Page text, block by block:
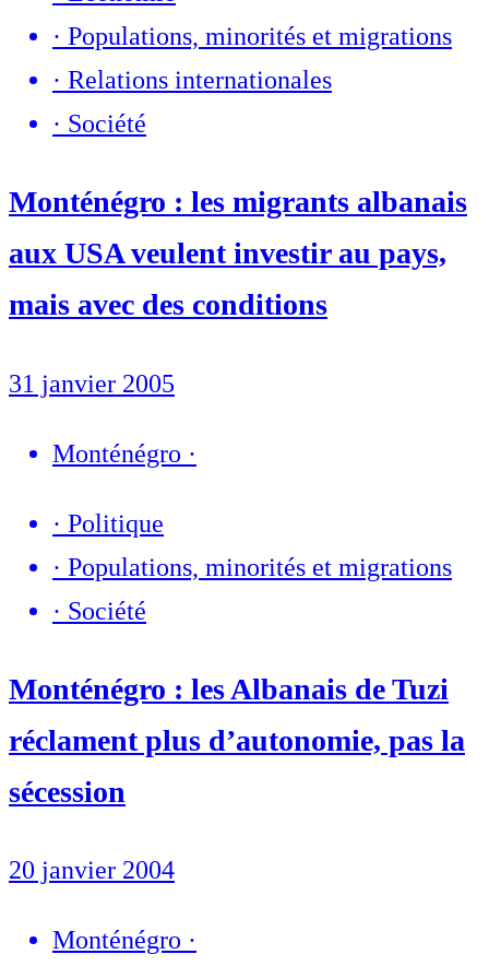
· Populations, minorités et migrations
· Relations internationales
· Société
Monténégro : les migrants albanais
aux USA veulent investir au pays,
mais avec des conditions
31 janvier 2005
Monténégro ·
· Politique
· Populations, minorités et migrations
· Société
Monténégro : les Albanais de Tuzi
réclament plus d’autonomie, pas la
sécession
20 janvier 2004
Monténégro ·